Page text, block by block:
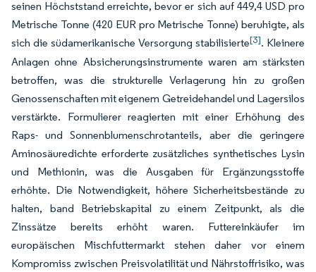
seinen Höchststand erreichte, bevor er sich auf 449,4 USD pro
Metrische Tonne (420 EUR pro Metrische Tonne) beruhigte, als
sich die südamerikanische Versorgung stabilisierte[3]. Kleinere
Anlagen ohne Absicherungsinstrumente waren am stärksten
betroffen, was die strukturelle Verlagerung hin zu großen
Genossenschaften mit eigenem Getreidehandel und Lagersilos
verstärkte. Formulierer reagierten mit einer Erhöhung des
Raps- und Sonnenblumenschrotanteils, aber die geringere
Aminosäuredichte erforderte zusätzliches synthetisches Lysin
und Methionin, was die Ausgaben für Ergänzungsstoffe
erhöhte. Die Notwendigkeit, höhere Sicherheitsbestände zu
halten, band Betriebskapital zu einem Zeitpunkt, als die
Zinssätze bereits erhöht waren. Futtereinkäufer im
europäischen Mischfuttermarkt stehen daher vor einem
Kompromiss zwischen Preisvolatilität und Nährstoffrisiko, was